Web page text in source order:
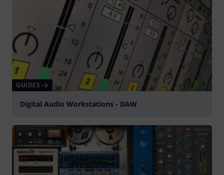
GUIDES
Digital Audio Workstations - DAW